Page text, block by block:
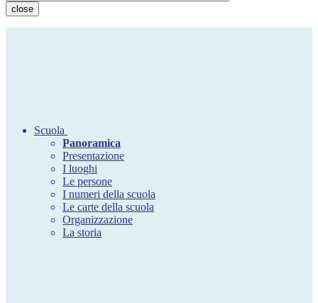
close
Scuola
Panoramica
Presentazione
I luoghi
Le persone
I numeri della scuola
Le carte della scuola
Organizzazione
La storia